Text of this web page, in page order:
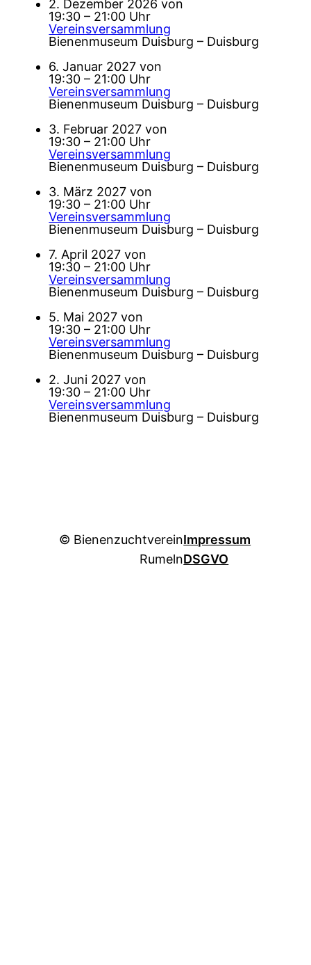
2. Dezember 2026 von
19:30 – 21:00 Uhr
Vereinsversammlung
Bienenmuseum Duisburg – Duisburg
6. Januar 2027 von
19:30 – 21:00 Uhr
Vereinsversammlung
Bienenmuseum Duisburg – Duisburg
3. Februar 2027 von
19:30 – 21:00 Uhr
Vereinsversammlung
Bienenmuseum Duisburg – Duisburg
3. März 2027 von
19:30 – 21:00 Uhr
Vereinsversammlung
Bienenmuseum Duisburg – Duisburg
7. April 2027 von
19:30 – 21:00 Uhr
Vereinsversammlung
Bienenmuseum Duisburg – Duisburg
5. Mai 2027 von
19:30 – 21:00 Uhr
Vereinsversammlung
Bienenmuseum Duisburg – Duisburg
2. Juni 2027 von
19:30 – 21:00 Uhr
Vereinsversammlung
Bienenmuseum Duisburg – Duisburg
© Bienenzuchtverein
Rumeln
Impressum
DSGVO